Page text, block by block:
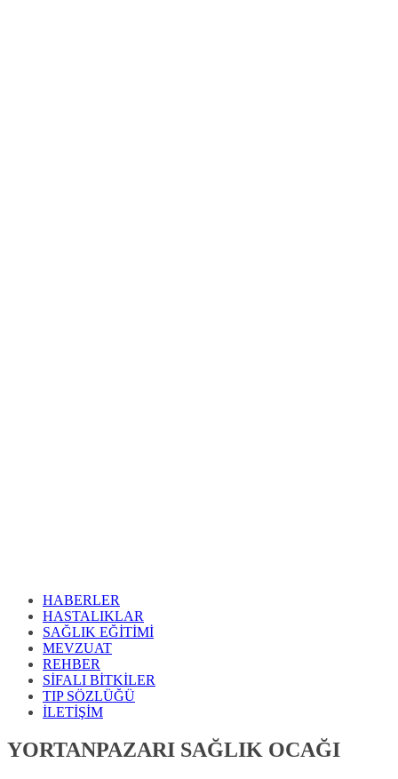
HABERLER
HASTALIKLAR
SAĞLIK EĞİTİMİ
MEVZUAT
REHBER
SİFALI BİTKİLER
TIP SÖZLÜĞÜ
İLETİŞİM
YORTANPAZARI SAĞLIK OCAĞI